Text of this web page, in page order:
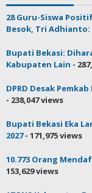
28 Guru-Siswa
Besok, Tri Adhianto:
Bupati Bekasi:
Kabupaten Lain -
DPRD Desak
- 238,047 views
Bupati Bekasi Eka
2027- 171,975 views
10.773 Orang
153,629 views